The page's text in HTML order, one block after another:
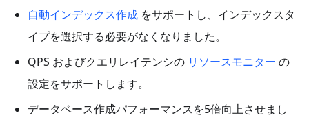
自動インデックス作成 をサポートし、インデックスタ
イプを選択する必要がなくなりました。
QPS およびクエリレイテンシの リソースモニター の
設定をサポートします。
データベース作成パフォーマンスを5倍向上させまし